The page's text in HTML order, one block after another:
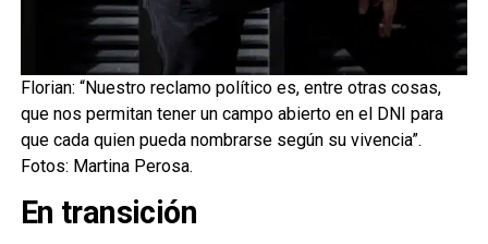
Florian: “Nuestro reclamo político es, entre otras cosas,
que nos permitan tener un campo abierto en el DNI para
que cada quien pueda nombrarse según su vivencia”.
Fotos: Martina Perosa.
En transición